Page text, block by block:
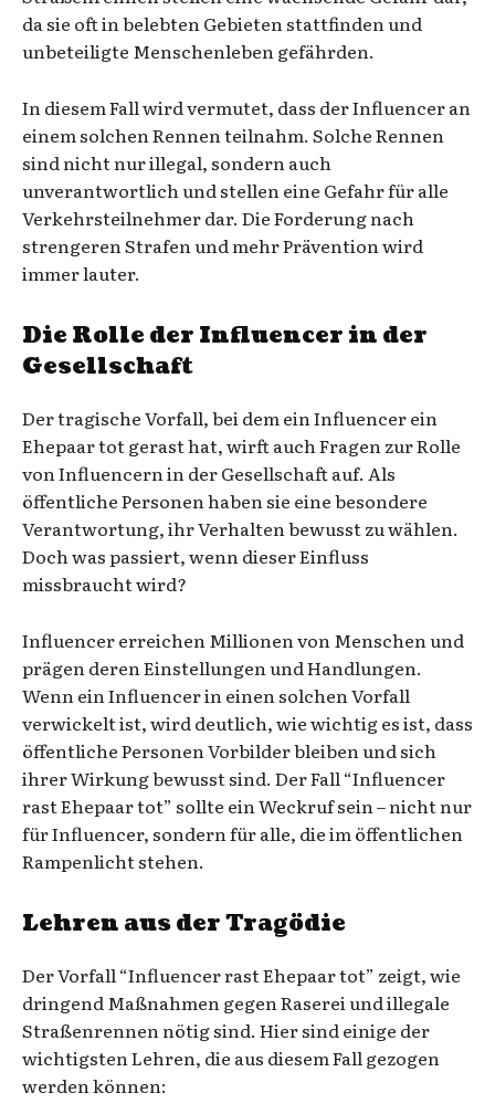
da sie oft in belebten Gebieten stattfinden und
unbeteiligte Menschenleben gefährden.
In diesem Fall wird vermutet, dass der Influencer an
einem solchen Rennen teilnahm. Solche Rennen
sind nicht nur illegal, sondern auch
unverantwortlich und stellen eine Gefahr für alle
Verkehrsteilnehmer dar. Die Forderung nach
strengeren Strafen und mehr Prävention wird
immer lauter.
Die Rolle der Influencer in der
Gesellschaft
Der tragische Vorfall, bei dem ein Influencer ein
Ehepaar tot gerast hat, wirft auch Fragen zur Rolle
von Influencern in der Gesellschaft auf. Als
öffentliche Personen haben sie eine besondere
Verantwortung, ihr Verhalten bewusst zu wählen.
Doch was passiert, wenn dieser Einfluss
missbraucht wird?
Influencer erreichen Millionen von Menschen und
prägen deren Einstellungen und Handlungen.
Wenn ein Influencer in einen solchen Vorfall
verwickelt ist, wird deutlich, wie wichtig es ist, dass
öffentliche Personen Vorbilder bleiben und sich
ihrer Wirkung bewusst sind. Der Fall “Influencer
rast Ehepaar tot” sollte ein Weckruf sein – nicht nur
für Influencer, sondern für alle, die im öffentlichen
Rampenlicht stehen.
Lehren aus der Tragödie
Der Vorfall “Influencer rast Ehepaar tot” zeigt, wie
dringend Maßnahmen gegen Raserei und illegale
Straßenrennen nötig sind. Hier sind einige der
wichtigsten Lehren, die aus diesem Fall gezogen
werden können: